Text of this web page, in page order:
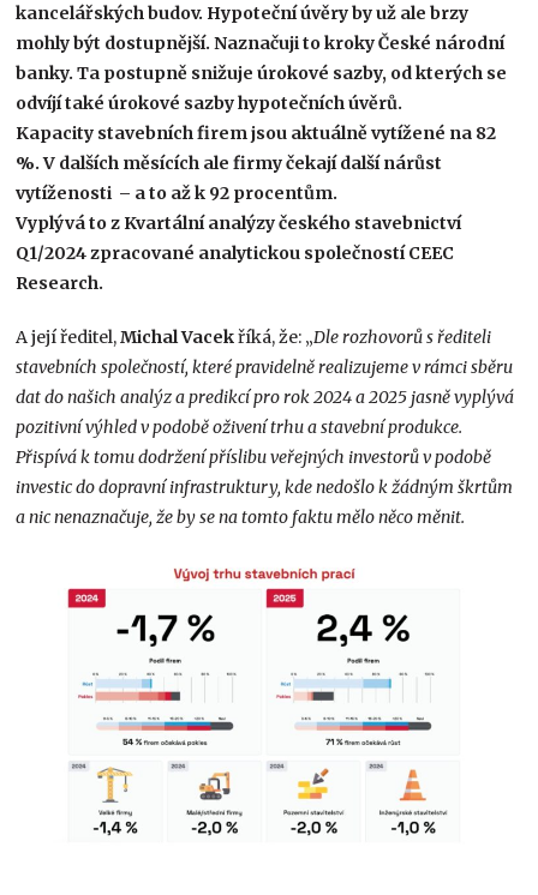
kancelářských budov. Hypoteční úvěry by už ale brzy
mohly být dostupnější. Naznačuji to kroky České národní
banky. Ta postupně snižuje úrokové sazby, od kterých se
odvíjí také úrokové sazby hypotečních úvěrů.
Kapacity stavebních firem jsou aktuálně vytížené na 82
%. V dalších měsících ale firmy čekají další nárůst
vytíženosti – a to až k 92 procentům.
Vyplývá to z Kvartální analýzy českého stavebnictví
Q1/2024 zpracované analytickou společností CEEC
Research.
A její ředitel,Michal Vacekříká, že: „Dle rozhovorů s řediteli
stavebních společností, které pravidelně realizujeme v rámci sběru
dat do našich analýz a predikcí pro rok 2024 a 2025 jasně vyplývá
pozitivní výhled v podobě oživení trhu a stavební produkce.
Přispívá k tomu dodržení příslibu veřejných investorů v podobě
investic do dopravní infrastruktury, kde nedošlo k žádným škrtům
a nic nenaznačuje, že by se na tomto faktu mělo něco měnit.